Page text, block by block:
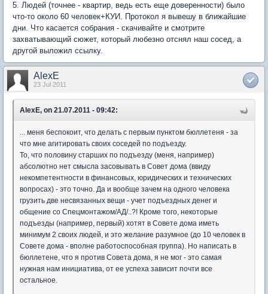
5. Людей (точнее - квартир, ведь есть еще доверенности) было
что-то около 60 человек+КУИ. Протокол я вывешу в ближайшие
дни. Что касается собрания - скачивайте и смотрите
захватывающий сюжет, который любезно отснял наш сосед, а
другой выложил ссылку.
AlexE
23 Jul 2011
AlexE, on 21.07.2011 - 09:42:
... меня беспокоит, что делать с первым пунктом бюллетеня - за
что мне агитировать своих соседей по подъезду.
То, что половину старших по подъезду (меня, например)
абсолютно нет смысла засовывать в Совет дома (ввиду
некомпетентности в финансовых, юридических и технических
вопросах) - это точно. Да и вообще зачем на одного человека
грузить две несвязанных вещи - учет подъездных денег и
общение со Спецмонтажом/АД/..?! Кроме того, некоторые
подъезды (например, первый) хотят в Совете дома иметь
минимум 2 своих людей, и это желание разумное (до 10 человек в
Совете дома - вполне работоспособная группа). Но написать в
бюллетене, что я против Совета дома, я не мог - это самая
нужная нам инициатива, от ее успеха зависит почти все
остальное.